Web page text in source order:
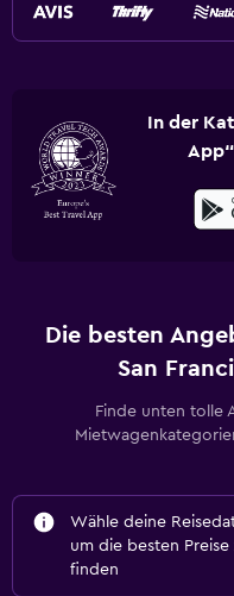
In der
Die besten
San
Finde unten tolle
Wähle deine
um die besten Preise
finden